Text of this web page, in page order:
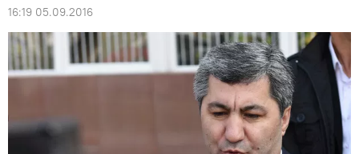
16:19 05.09.2016